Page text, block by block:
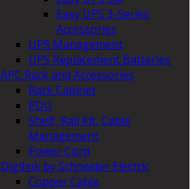
Easy UPS 3-Series
Accessories
UPS Management
UPS Replacement Batteries
APC Rack and Accessories
Rack Cabinet
PDU
Shelf, Rail Kit, Cable
Management
Power Cord
Digilink by Schneider Electric
Copper Cable